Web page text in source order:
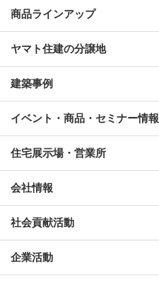
商品ラインアップ
ヤマト住建の分譲地
建築事例
イベント・商品・セミナー情報
住宅展示場・営業所
会社情報
社会貢献活動
企業活動